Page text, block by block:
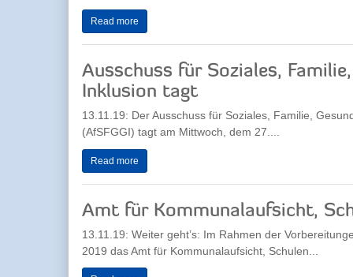
Read more
Ausschuss für Soziales,
Inklusion tagt
13.11.19: Der Ausschuss für Soziales, Familie,
(AfSFGGI) tagt am Mittwoch, dem 27....
Read more
Amt für Kommunalaufsicht,
13.11.19: Weiter geht’s: Im Rahmen der
2019 das Amt für Kommunalaufsicht, Schulen...